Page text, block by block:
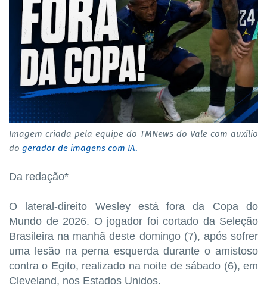
Imagem criada pela equipe do TMNews do Vale com auxílio
do gerador de imagens com IA.
Da redação*
O lateral-direito Wesley está fora da Copa do
Mundo de 2026. O jogador foi cortado da Seleção
Brasileira na manhã deste domingo (7), após sofrer
uma lesão na perna esquerda durante o amistoso
contra o Egito, realizado na noite de sábado (6), em
Cleveland, nos Estados Unidos.